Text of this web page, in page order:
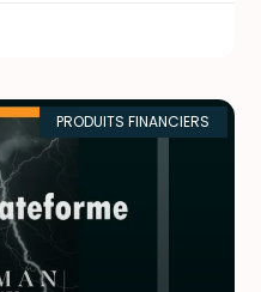
PRODUITS FINANCIERS